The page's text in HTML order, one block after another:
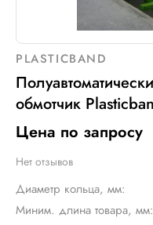
PLASTICBAND
обмотчик
Цена по запросу
Нет отзывов
Диаметр кольца, мм:
Миним. длина товара, мм: